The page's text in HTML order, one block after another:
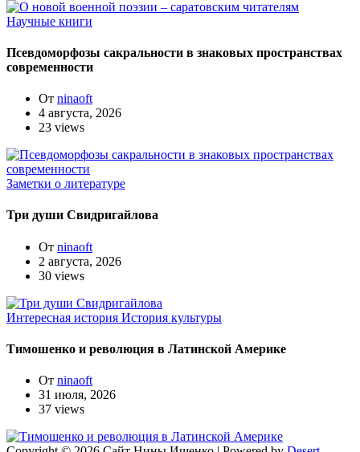
Научные книги
Псевдоморфозы сакральности в знаковых пространствах
современности
От ninaoft
4 августа, 2026
23 views
Заметки о литературе
Три души Свидригайлова
От ninaoft
2 августа, 2026
30 views
Интересная история История культуры
Тимошенко и революция в Латинской Америке
От ninaoft
31 июля, 2026
37 views